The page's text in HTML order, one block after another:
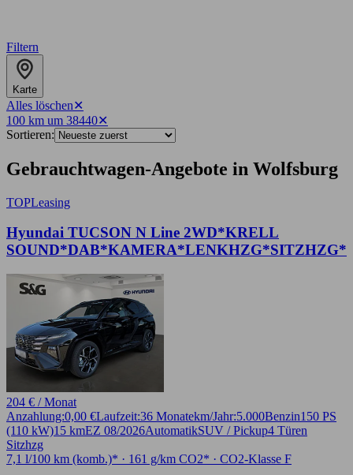
Filtern
Karte
Alles löschen✕
100 km um 38440✕
Sortieren:
Gebrauchtwagen-Angebote in Wolfsburg
TOPLeasing
Hyundai TUCSON N Line 2WD*KRELL
SOUND*DAB*KAMERA*LENKHZG*SITZHZG*
204 € / Monat
Anzahlung:0,00 €Laufzeit:36 Monatekm/Jahr:5.000Benzin150 PS
(110 kW)15 kmEZ 08/2026AutomatikSUV / Pickup4 Türen
Sitzhzg
7,1 l/100 km (komb.)* · 161 g/km CO2* · CO2-Klasse F